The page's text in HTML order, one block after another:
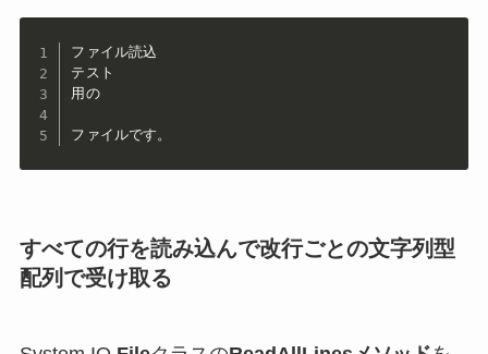
ファイル読込
テスト
用の
ファイルです。
すべての行を読み込んで改行ごとの文字列型
配列で受け取る